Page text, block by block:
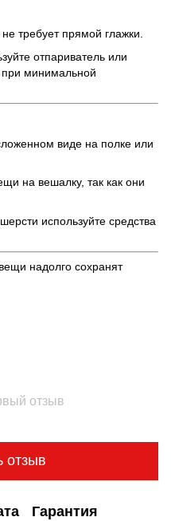
требует прямой глажки.
отпариватель или
при минимальной
виде на полке или
на вешалку, так как они
используйте средства
надолго сохранят
отзыв
отзыв
Гарантия